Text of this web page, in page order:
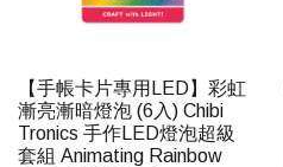
【手帳卡片專用LED】彩虹
漸亮漸暗燈泡 (6入) Chibi
Tronics 手作LED燈泡超級
套組 Animating Rainbow